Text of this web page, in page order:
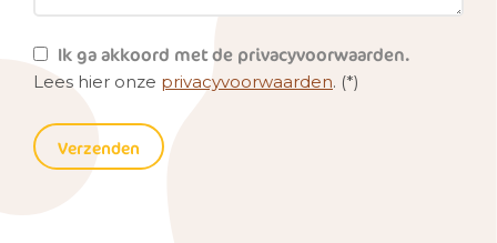
Ik ga akkoord met de privacyvoorwaarden.
Lees hier onze privacyvoorwaarden. (*)